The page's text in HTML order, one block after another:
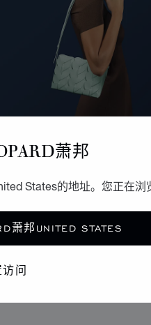
萧邦
States的地址。您正在浏
萧邦UNITED STATES
问